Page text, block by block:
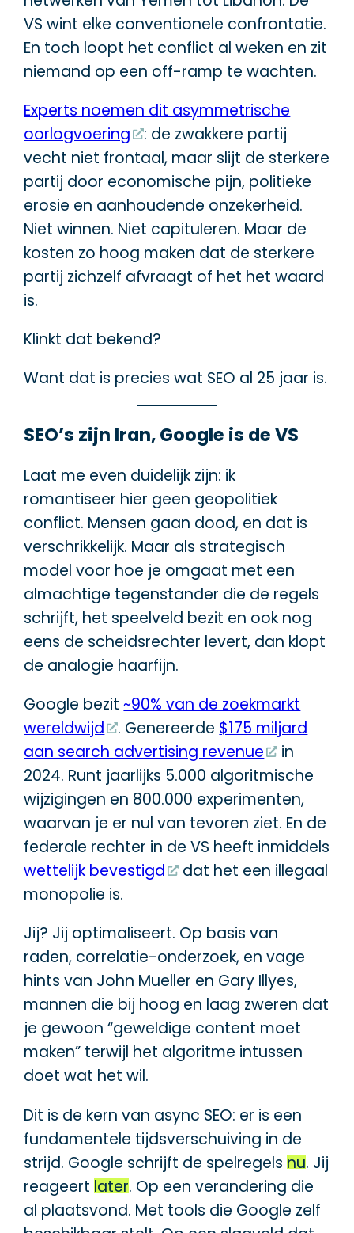
VS wint elke conventionele confrontatie.
En toch loopt het conflict al weken en zit
niemand op een off-ramp te wachten.
Experts noemen dit asymmetrische
oorlogvoering
: de zwakkere partij
vecht niet frontaal, maar slijt de sterkere
partij door economische pijn, politieke
erosie en aanhoudende onzekerheid.
Niet winnen. Niet capituleren. Maar de
kosten zo hoog maken dat de sterkere
partij zichzelf afvraagt of het het waard
is.
Klinkt dat bekend?
Want dat is precies wat SEO al 25 jaar is.
SEO’s zijn Iran, Google is de VS
Laat me even duidelijk zijn: ik
romantiseer hier geen geopolitiek
conflict. Mensen gaan dood, en dat is
verschrikkelijk. Maar als strategisch
model voor hoe je omgaat met een
almachtige tegenstander die de regels
schrijft, het speelveld bezit en ook nog
eens de scheidsrechter levert, dan klopt
de analogie haarfijn.
Google bezit~90% van de zoekmarkt
wereldwijd
. Genereerde $175 miljard
aan search advertising revenue
in
2024. Runt jaarlijks 5.000 algoritmische
wijzigingen en 800.000 experimenten,
waarvan je er nul van tevoren ziet. En de
federale rechter in de VS heeft inmiddels
wettelijk bevestigd
dat het een illegaal
monopolie is.
Jij? Jij optimaliseert. Op basis van
raden, correlatie-onderzoek, en vage
hints van John Mueller en Gary Illyes,
mannen die bij hoog en laag zweren dat
je gewoon “geweldige content moet
maken” terwijl het algoritme intussen
doet wat het wil.
Dit is de kern van async SEO: er is een
fundamentele tijdsverschuiving in de
strijd. Google schrijft de spelregels nu. Jij
reageert later. Op een verandering die
al plaatsvond. Met tools die Google zelf